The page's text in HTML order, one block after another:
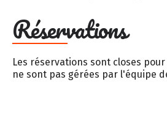
Réservations
Les réservations sont closes
ne sont pas gérées par l'équipe